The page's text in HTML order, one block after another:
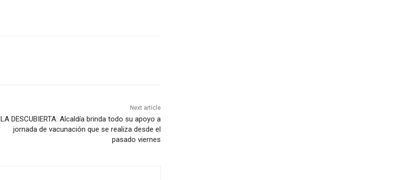
Next article
LA DESCUBIERTA: Alcaldía brinda todo su apoyo a
jornada de vacunación que se realiza desde el
pasado viernes